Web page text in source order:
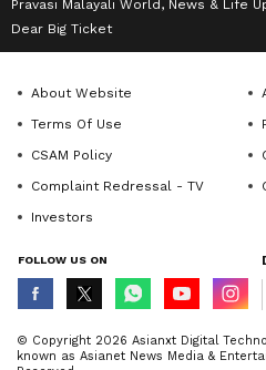
Pravasi Malayali World, News & Life
Dear Big Ticket
About Website
Terms Of Use
CSAM Policy
Complaint Redressal - TV
Investors
FOLLOW US ON
© Copyright 2026 Asianxt Digital
known as Asianet News Media &